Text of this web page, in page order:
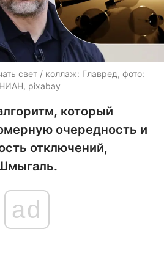
свет / коллаж: Главред, фото:
pixabay
который
очередность и
отключений,
ad